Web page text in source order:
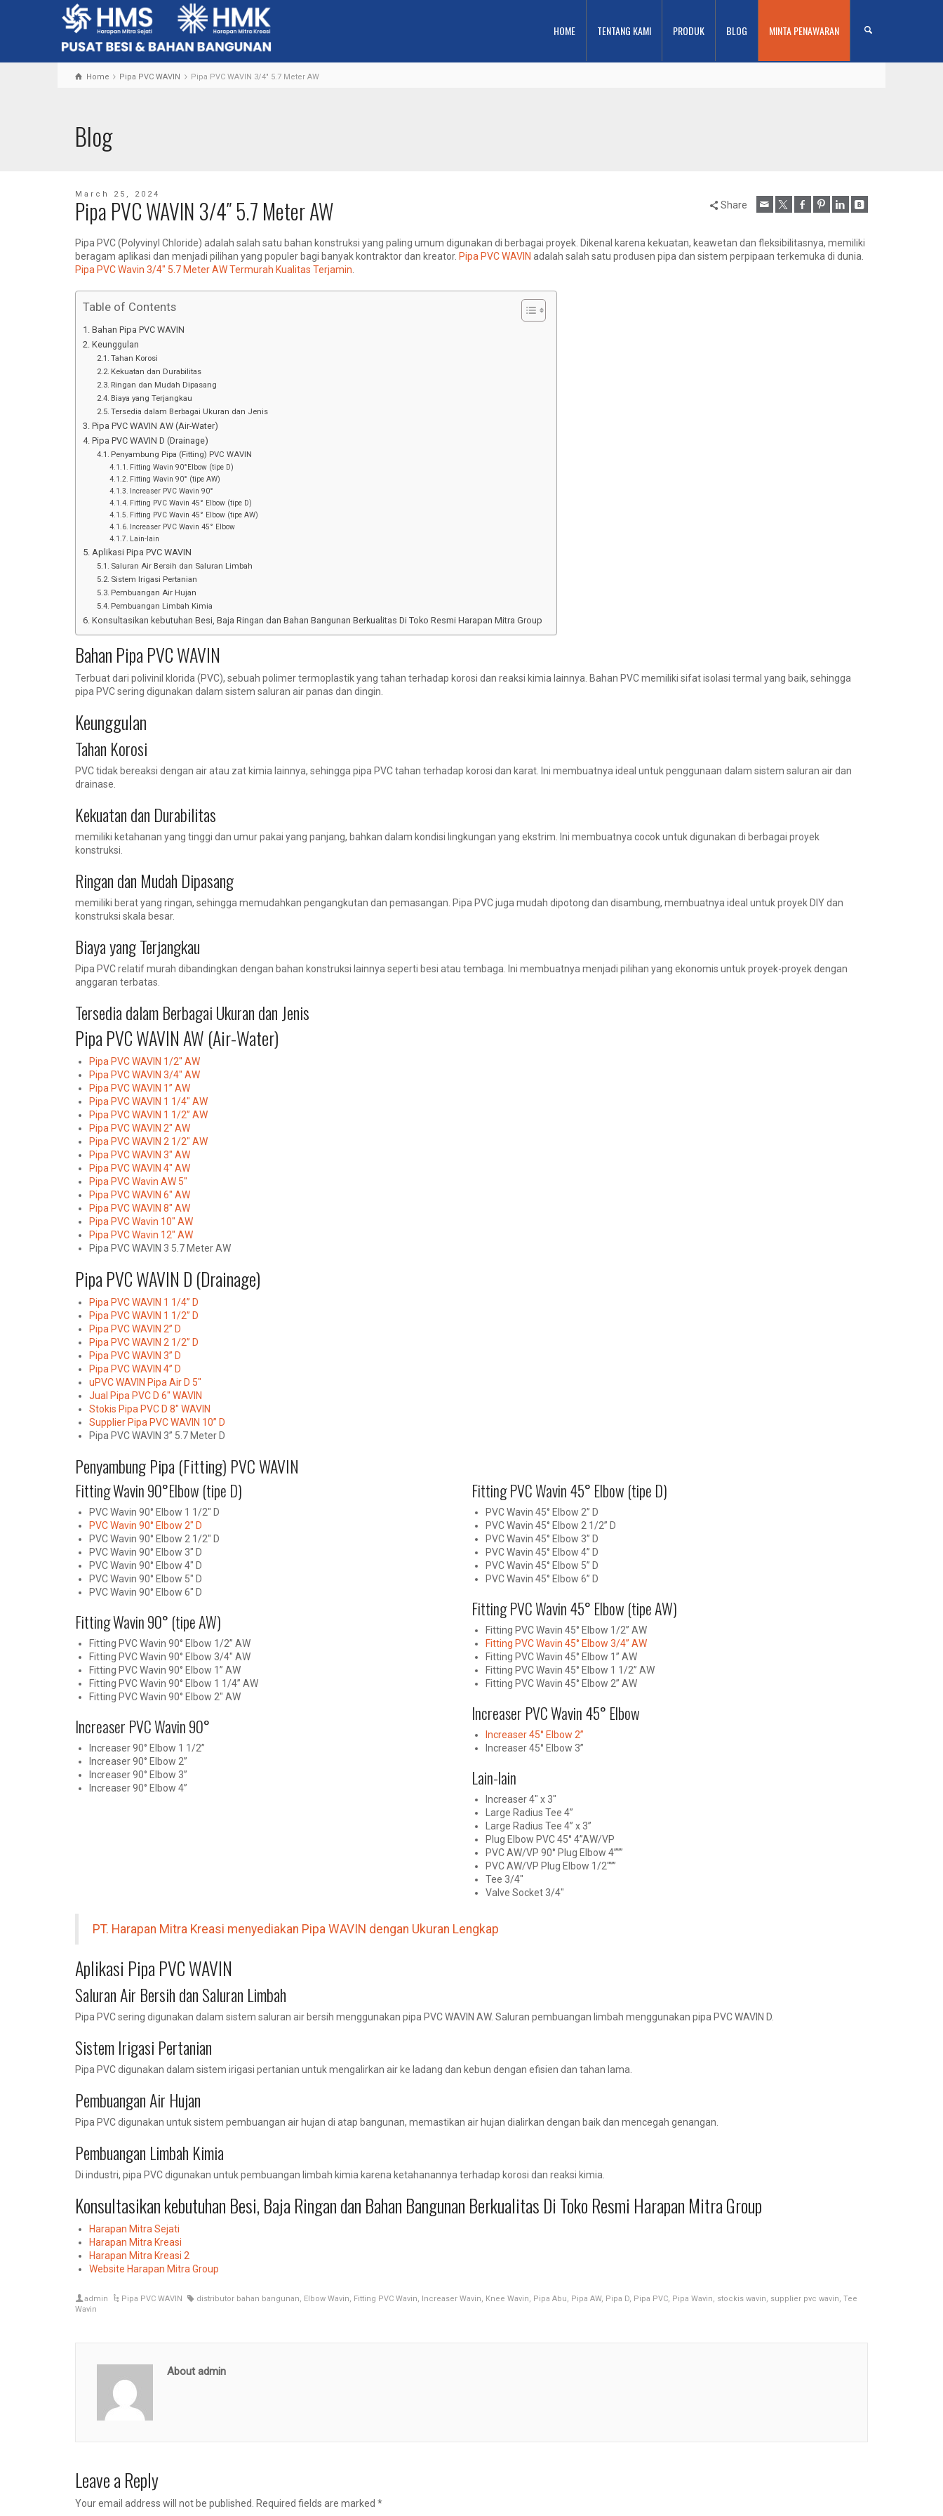
HOME TENTANG KAMI PRODUK BLOG MINTA PENAWARAN
Home Pipa PVC WAVIN Pipa PVC WAVIN 3/4" 5.7 Meter AW
Blog
March 25, 2024
Pipa PVC WAVIN 3/4″ 5.7 Meter AW Share
Pipa PVC (Polyvinyl Chloride) adalah salah satu bahan konstruksi yang paling umum digunakan di berbagai proyek. Dikenal karena kekuatan, keawetan dan fleksibilitasnya, memiliki
beragam aplikasi dan menjadi pilihan yang populer bagi banyak kontraktor dan kreator. Pipa PVC WAVIN adalah salah satu produsen pipa dan sistem perpipaan terkemuka di dunia.
Pipa PVC Wavin 3/4″ 5.7 Meter AW Termurah Kualitas Terjamin
Table of Contents
Bahan Pipa PVC WAVIN
Keunggulan
Tahan Korosi
Kekuatan dan Durabilitas
Ringan dan Mudah Dipasang
Biaya yang Terjangkau
Tersedia dalam Berbagai Ukuran dan Jenis
Pipa PVC WAVIN AW (Air-Water)
Pipa PVC WAVIN D (Drainage)
Penyambung Pipa (Fitting) PVC WAVIN
Fitting Wavin 90°Elbow (tipe D)
Fitting Wavin 90° (tipe AW)
Increaser PVC Wavin 90°
Fitting PVC Wavin 45° Elbow (tipe D)
Fitting PVC Wavin 45° Elbow (tipe AW)
Increaser PVC Wavin 45° Elbow
Lain-lain
Aplikasi Pipa PVC WAVIN
Saluran Air Bersih dan Saluran Limbah
Sistem Irigasi Pertanian
Pembuangan Air Hujan
Pembuangan Limbah Kimia
Konsultasikan kebutuhan Besi, Baja Ringan dan Bahan Bangunan Berkualitas Di Toko Resmi Harapan Mitra Group
Bahan Pipa PVC WAVIN
Terbuat dari polivinil klorida (PVC), sebuah polimer termoplastik yang tahan terhadap korosi dan reaksi kimia lainnya. Bahan PVC memiliki sifat isolasi termal yang baik, sehingga
pipa PVC sering digunakan dalam sistem saluran air panas dan dingin.
Keunggulan
Tahan Korosi
PVC tidak bereaksi dengan air atau zat kimia lainnya, sehingga pipa PVC tahan terhadap korosi dan karat. Ini membuatnya ideal untuk penggunaan dalam sistem saluran air dan
drainase.
Kekuatan dan Durabilitas
memiliki ketahanan yang tinggi dan umur pakai yang panjang, bahkan dalam kondisi lingkungan yang ekstrim. Ini membuatnya cocok untuk digunakan di berbagai proyek
konstruksi.
Ringan dan Mudah Dipasang
memiliki berat yang ringan, sehingga memudahkan pengangkutan dan pemasangan. Pipa PVC juga mudah dipotong dan disambung, membuatnya ideal untuk proyek DIY dan
konstruksi skala besar.
Biaya yang Terjangkau
Pipa PVC relatif murah dibandingkan dengan bahan konstruksi lainnya seperti besi atau tembaga. Ini membuatnya menjadi pilihan yang ekonomis untuk proyek-proyek dengan
anggaran terbatas.
Tersedia dalam Berbagai Ukuran dan Jenis
Pipa PVC WAVIN AW (Air-Water)
Pipa PVC WAVIN 1/2″ AW
Pipa PVC WAVIN 3/4″ AW
Pipa PVC WAVIN 1” AW
Pipa PVC WAVIN 1 1/4″ AW
Pipa PVC WAVIN 1 1/2” AW
Pipa PVC WAVIN 2″ AW
Pipa PVC WAVIN 2 1/2″ AW
Pipa PVC WAVIN 3″ AW
Pipa PVC WAVIN 4″ AW
Pipa PVC Wavin AW 5″
Pipa PVC WAVIN 6″ AW
Pipa PVC WAVIN 8″ AW
Pipa PVC Wavin 10″ AW
Pipa PVC Wavin 12″ AW
Pipa PVC WAVIN 3 5.7 Meter AW
Pipa PVC WAVIN D (Drainage)
Pipa PVC WAVIN 1 1/4” D
Pipa PVC WAVIN 1 1/2” D
Pipa PVC WAVIN 2” D
Pipa PVC WAVIN 2 1/2” D
Pipa PVC WAVIN 3” D
Pipa PVC WAVIN 4” D
uPVC WAVIN Pipa Air D 5″
Jual Pipa PVC D 6″ WAVIN
Stokis Pipa PVC D 8″ WAVIN
Supplier Pipa PVC WAVIN 10” D
Pipa PVC WAVIN 3” 5.7 Meter D
Penyambung Pipa (Fitting) PVC WAVIN
Fitting Wavin 90°Elbow (tipe D)
PVC Wavin 90° Elbow 1 1/2″ D
PVC Wavin 90° Elbow 2″ D
PVC Wavin 90° Elbow 2 1/2″ D
PVC Wavin 90° Elbow 3″ D
PVC Wavin 90° Elbow 4″ D
PVC Wavin 90° Elbow 5″ D
PVC Wavin 90° Elbow 6″ D
Fitting Wavin 90° (tipe AW)
Fitting PVC Wavin 90° Elbow 1/2” AW
Fitting PVC Wavin 90° Elbow 3/4″ AW
Fitting PVC Wavin 90° Elbow 1” AW
Fitting PVC Wavin 90° Elbow 1 1/4” AW
Fitting PVC Wavin 90° Elbow 2″ AW
Increaser PVC Wavin 90°
Increaser 90° Elbow 1 1/2”
Increaser 90° Elbow 2”
Increaser 90° Elbow 3”
Increaser 90° Elbow 4”
Fitting PVC Wavin 45° Elbow (tipe D)
PVC Wavin 45° Elbow 2” D
PVC Wavin 45° Elbow 2 1/2” D
PVC Wavin 45° Elbow 3” D
PVC Wavin 45° Elbow 4” D
PVC Wavin 45° Elbow 5” D
PVC Wavin 45° Elbow 6” D
Fitting PVC Wavin 45° Elbow (tipe AW)
Fitting PVC Wavin 45° Elbow 1/2” AW
Fitting PVC Wavin 45° Elbow 3/4” AW
Fitting PVC Wavin 45° Elbow 1” AW
Fitting PVC Wavin 45° Elbow 1 1/2” AW
Fitting PVC Wavin 45° Elbow 2” AW
Increaser PVC Wavin 45° Elbow
Increaser 45° Elbow 2”
Increaser 45° Elbow 3”
Lain-lain
Increaser 4″ x 3″
Large Radius Tee 4”
Large Radius Tee 4” x 3”
Plug Elbow PVC 45° 4”AW/VP
PVC AW/VP 90° Plug Elbow 4”””
PVC AW/VP Plug Elbow 1/2″””
Tee 3/4″
Valve Socket 3/4″
PT. Harapan Mitra Kreasi menyediakan Pipa WAVIN dengan Ukuran Lengkap
Aplikasi Pipa PVC WAVIN
Saluran Air Bersih dan Saluran Limbah
Pipa PVC sering digunakan dalam sistem saluran air bersih menggunakan pipa PVC WAVIN AW. Saluran pembuangan limbah menggunakan pipa PVC WAVIN D.
Sistem Irigasi Pertanian
Pipa PVC digunakan dalam sistem irigasi pertanian untuk mengalirkan air ke ladang dan kebun dengan efisien dan tahan lama.
Pembuangan Air Hujan
Pipa PVC digunakan untuk sistem pembuangan air hujan di atap bangunan, memastikan air hujan dialirkan dengan baik dan mencegah genangan.
Pembuangan Limbah Kimia
Di industri, pipa PVC digunakan untuk pembuangan limbah kimia karena ketahanannya terhadap korosi dan reaksi kimia.
Konsultasikan kebutuhan Besi, Baja Ringan dan Bahan Bangunan Berkualitas Di Toko Resmi Harapan Mitra Group
Harapan Mitra Sejati
Harapan Mitra Kreasi
Harapan Mitra Kreasi 2
Website Harapan Mitra Group
admin Pipa PVC WAVIN distributor bahan bangunan, Elbow Wavin, Fitting PVC Wavin, Increaser Wavin, Knee Wavin, Pipa Abu, Pipa AW, Pipa D, Pipa PVC, Pipa Wavin, stockis wavin, supplier pvc wavin, Tee
Wavin
About admin
Leave a Reply
Your email address will not be published. Required fields are marked *